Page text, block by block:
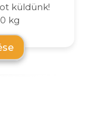
küldünk!
kg